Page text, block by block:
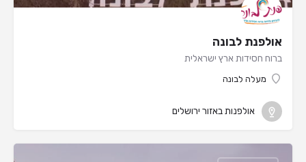
אולפנת לבונה
ברוח חסידות ארץ ישראלית
מעלה לבונה
אולפנות באזור ירושלים